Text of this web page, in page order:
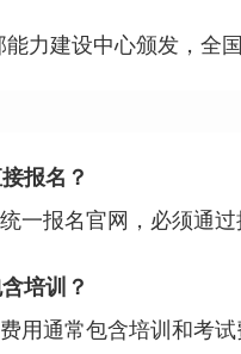
能力建设中心颁发，全国
报名？
一报名官网，必须通过
培训？
用通常包含培训和考